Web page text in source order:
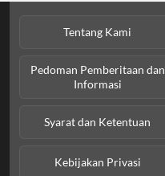
Tentang Kami
Pedoman Pemberitaan dan
Informasi
Syarat dan Ketentuan
Kebijakan Privasi